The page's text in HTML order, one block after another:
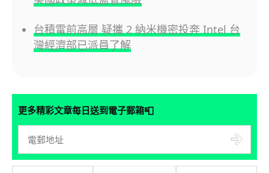
台積電前高層 疑攜 2 納米機密投奔 Intel 台
灣經濟部已派員了解
更多精彩文章每日送到電子郵箱📮